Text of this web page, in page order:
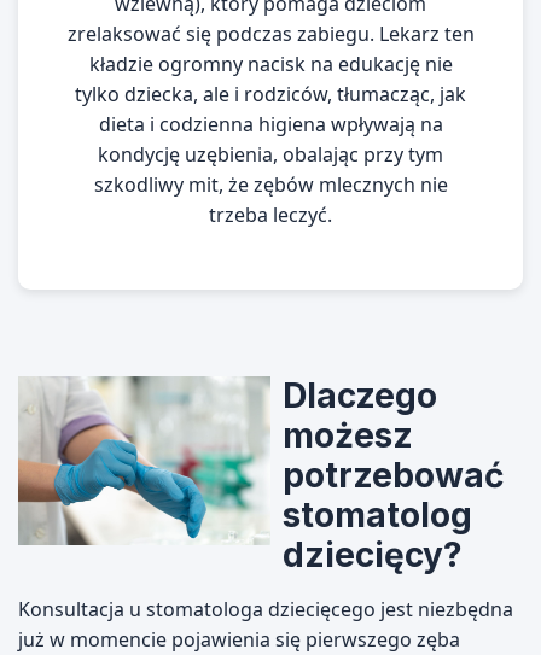
zrelaksować się podczas zabiegu. Lekarz ten
kładzie ogromny nacisk na edukację nie
tylko dziecka, ale i rodziców, tłumacząc, jak
dieta i codzienna higiena wpływają na
kondycję uzębienia, obalając przy tym
szkodliwy mit, że zębów mlecznych nie
trzeba leczyć.
Dlaczego
możesz
potrzebować
stomatolog
dziecięcy?
Konsultacja u stomatologa dziecięcego jest niezbędna
już w momencie pojawienia się pierwszego zęba